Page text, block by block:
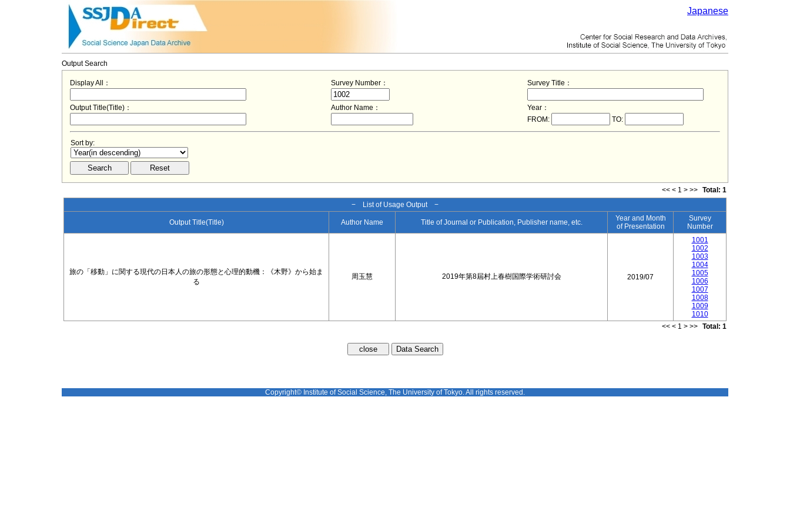
Japanese
Output Search
Display All： Survey Number： Survey Title：
Output Title(Title)： Author Name：
Year：
FROM:
TO:
Sort by:
<< < 1 > >> Total: 1
− List of Usage Output −
Output Title(Title) Author Name Title of Journal or Publication, Publisher name, etc.
Year and Month
of Presentation
Survey
Number
旅の「移動」に関する現代の日本人の旅の形態と心理的動機：《木野》から始ま
る
周玉慧 2019年第8屆村上春樹国際学術研討会 2019/07
1001
1002
1003
1004
1005
1006
1007
1008
1009
1010
<< < 1 > >> Total: 1
Copyright© Institute of Social Science, The University of Tokyo. All rights reserved.